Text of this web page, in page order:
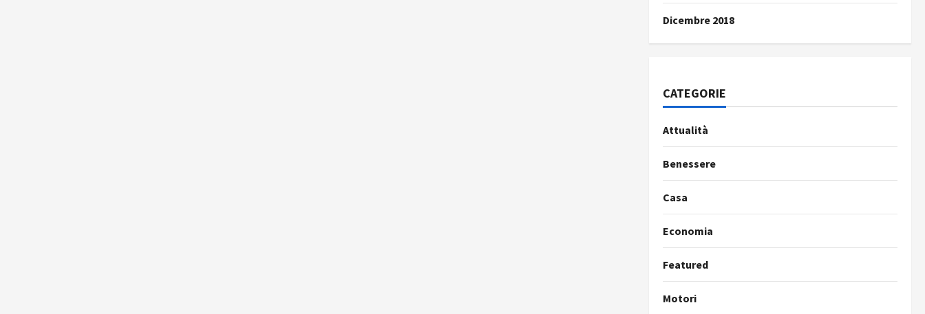
Dicembre 2018
CATEGORIE
Attualità
Benessere
Casa
Economia
Featured
Motori